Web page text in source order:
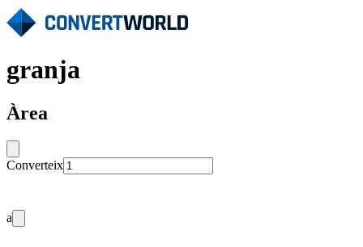
granja
Àrea
Converteix
a